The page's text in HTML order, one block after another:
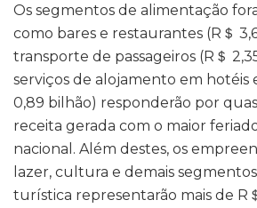
Os segmentos de alimentação
como bares e restaurantes (R＄
transporte de passageiros (R＄
serviços de alojamento em hotéis
0,89 bilhão) responderão por
receita gerada com o maior
nacional. Além destes, os
lazer, cultura e demais
turística representarão mais de R